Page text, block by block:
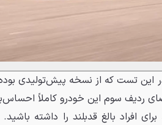
سوم این خودرو کاملاً